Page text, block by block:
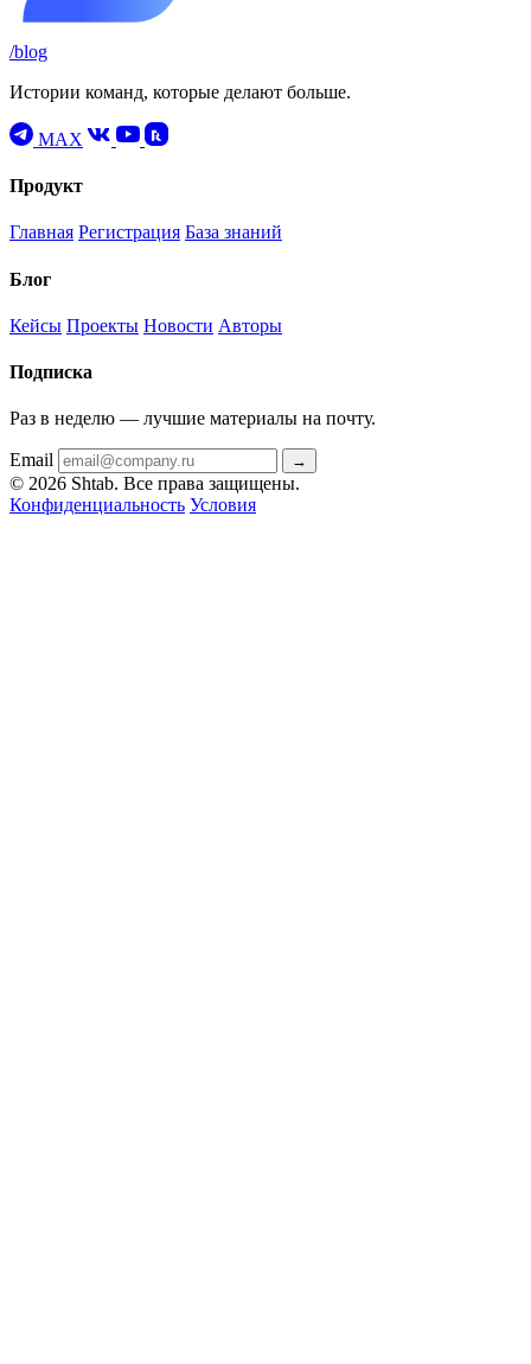
/blog
Истории команд, которые делают больше.
MAX
Продукт
Главная Регистрация База знаний
Блог
Кейсы Проекты Новости Авторы
Подписка
Раз в неделю — лучшие материалы на почту.
Email →
© 2026 Shtab. Все права защищены.
Конфиденциальность Условия